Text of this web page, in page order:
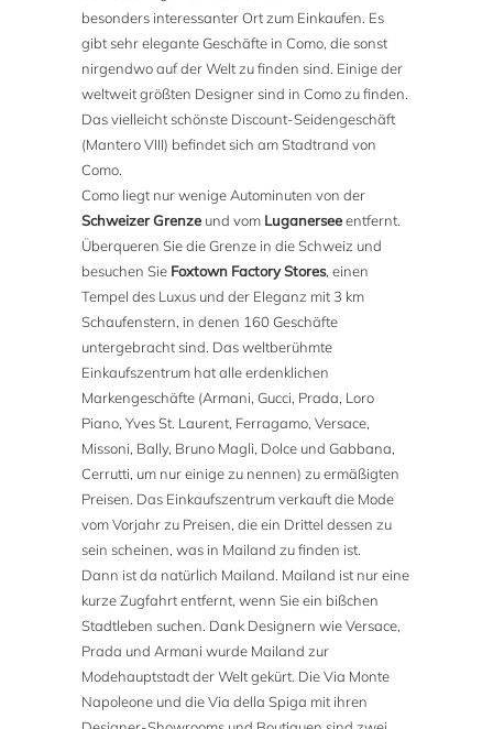
besonders interessanter Ort zum Einkaufen. Es
gibt sehr elegante Geschäfte in Como, die sonst
nirgendwo auf der Welt zu finden sind. Einige der
weltweit größten Designer sind in Como zu finden.
Das vielleicht schönste Discount-Seidengeschäft
(Mantero VIII) befindet sich am Stadtrand von
Como.
Como liegt nur wenige Autominuten von der
Schweizer Grenze und vom Luganerseeentfernt.
Überqueren Sie die Grenze in die Schweiz und
besuchen Sie Foxtown Factory Stores, einen
Tempel des Luxus und der Eleganz mit 3 km
Schaufenstern, in denen 160 Geschäfte
untergebracht sind. Das weltberühmte
Einkaufszentrum hat alle erdenklichen
Markengeschäfte (Armani, Gucci, Prada, Loro
Piano, Yves St. Laurent, Ferragamo, Versace,
Missoni, Bally, Bruno Magli, Dolce und Gabbana,
Cerrutti, um nur einige zu nennen) zu ermäßigten
Preisen. Das Einkaufszentrum verkauft die Mode
vom Vorjahr zu Preisen, die ein Drittel dessen zu
sein scheinen, was in Mailand zu finden ist.
Dann ist da natürlich Mailand. Mailand ist nur eine
kurze Zugfahrt entfernt, wenn Sie ein bißchen
Stadtleben suchen. Dank Designern wie Versace,
Prada und Armani wurde Mailand zur
Modehauptstadt der Welt gekürt. Die Via Monte
Napoleone und die Via della Spiga mit ihren